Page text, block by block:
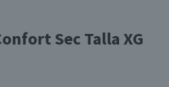
Sec Talla XG